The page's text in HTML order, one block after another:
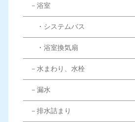
－浴室
・システムバス
・浴室換気扇
－水まわり、水栓
－漏水
－排水詰まり